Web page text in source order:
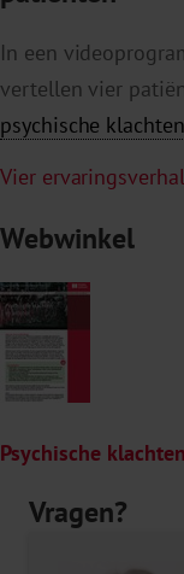
Vragen?
In een
vertellen vier
psychische klachten
Vier
Webwinkel
Psychische